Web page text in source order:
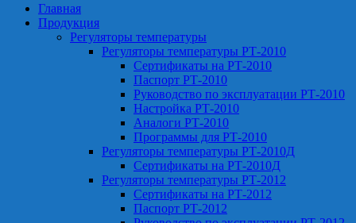
Главная
Продукция
Регуляторы температуры
Регуляторы температуры РТ-2010
Сертификаты на РТ-2010
Паспорт РТ-2010
Руководство по эксплуатации РТ-2010
Настройка РТ-2010
Аналоги РТ-2010
Программы для РТ-2010
Регуляторы температуры РТ-2010Д
Сертификаты на РТ-2010Д
Регуляторы температуры РТ-2012
Сертификаты на РТ-2012
Паспорт РТ-2012